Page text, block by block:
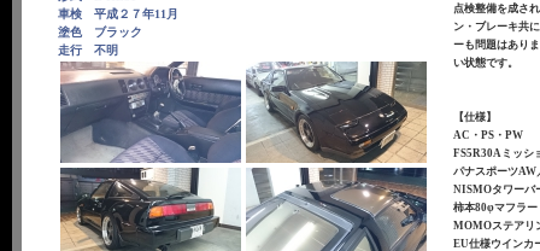
車検 平成２７年11月
塗色 ブラック
走行 不明
点検整備を成さ
ン・ブレーキ共
ーも問題はあり
い状態です。
【仕様】
AC・PS・PW
FS5R30Aミッ
パナスポーツ
NISMOタワーバ
柿本80φマフラ
MOMOステアリ
EU仕様ウインカ